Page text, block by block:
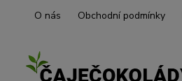
O nás Obchodní podmínky